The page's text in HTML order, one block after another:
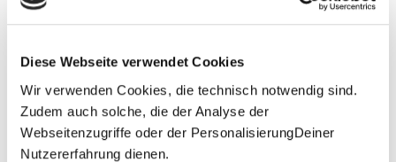
Diese Webseite verwendet Cookies
Wir verwenden Cookies, die technisch notwendig sind.
Zudem auch solche, die der Analyse der
Webseitenzugriffe oder der PersonalisierungDeiner
Nutzererfahrung dienen.
Leistungsstörungen im Sinne der gesetzlichen
vermeiden oder gering zu halten.